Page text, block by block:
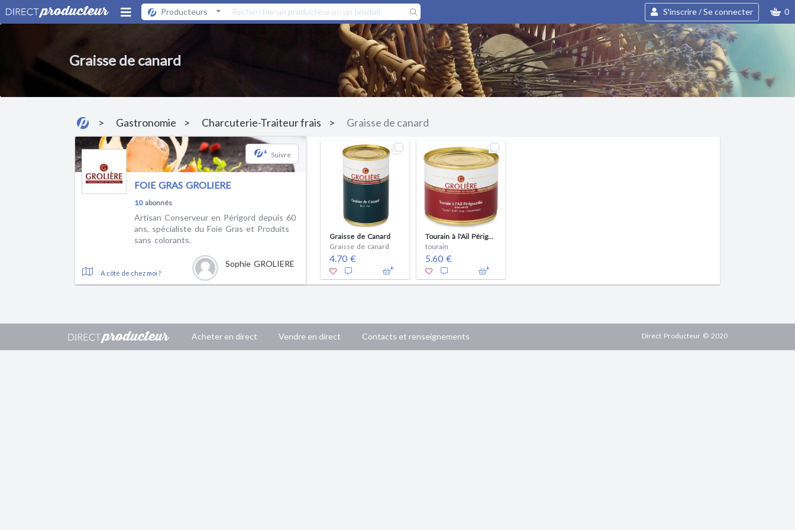
Producteurs S'inscrire / Se connecter 0
Graisse de canard
Gastronomie Charcuterie-Traiteur frais Graisse de canard
+ Suivre
FOIE GRAS GROLIERE
10abonnés
Artisan Conserveur en Périgord depuis 60
ans, spécialiste du Foie Gras et Produits
sans colorants.
A côté de chez moi ?
Sophie GROLIERE
Graisse de Canard
Graisse de canard
4.70 €
Tourain à l'Ail Périgourdin Concentré
tourain
5.60 €
Acheter en direct Vendre en direct Contacts et renseignements Direct Producteur © 2020